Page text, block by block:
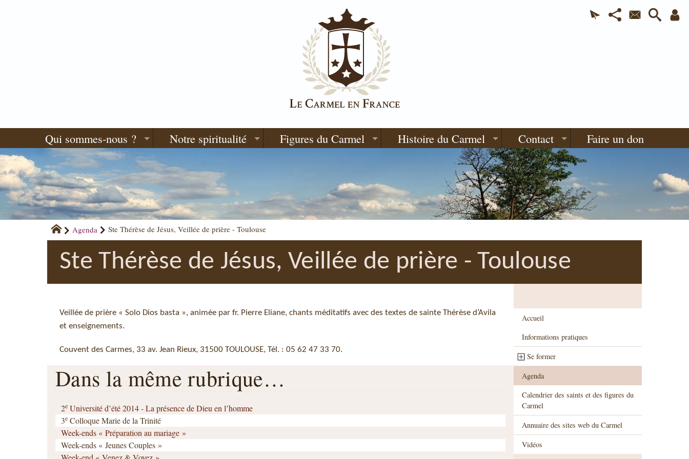
Qui sommes-nous ? Notre spiritualité Figures du Carmel Histoire du Carmel Contact Faire un don
Agenda Ste Thérèse de Jésus, Veillée de prière - Toulouse
Ste Thérèse de Jésus, Veillée de prière - Toulouse
Veillée de prière « Solo Dios basta », animée par fr. Pierre Eliane, chants méditatifs avec des textes de sainte Thérèse d’Avila
et enseignements.
Couvent des Carmes, 33 av. Jean Rieux, 31500 TOULOUSE, Tél. : 05 62 47 33 70.
Dans la même rubrique…
2e Université d’été 2014 - La présence de Dieu en l’homme
3e Colloque Marie de la Trinité
Week-ends « Préparation au mariage »
Week-ends « Jeunes Couples »
Accueil
Informations pratiques
Se former
Agenda
Calendrier des saints et des figures du
Carmel
Annuaire des sites web du Carmel
Vidéos